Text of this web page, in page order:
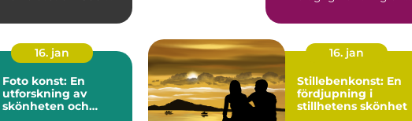
1700-t...
16. jan
Foto konst: En
utforskning av
skönheten och
16. jan
Stillebenkonst: En
fördjupning i
stillhetens skönhet